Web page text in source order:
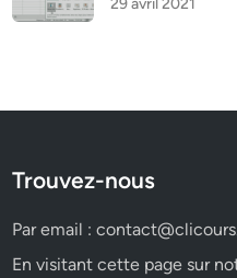
Trouvez-nous
Par email :
En visitant cette page sur